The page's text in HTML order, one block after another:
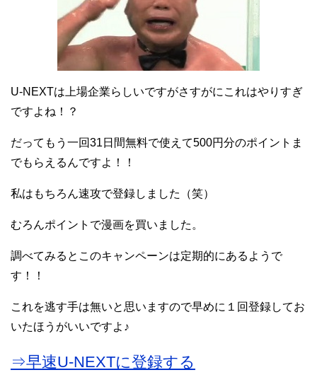
U-NEXTは上場企業らしいですがさすがにこれはやりすぎ
ですよね！？
だってもう一回31日間無料で使えて500円分のポイントま
でもらえるんですよ！！
私はもちろん速攻で登録しました（笑）
むろんポイントで漫画を買いました。
調べてみるとこのキャンペーンは定期的にあるようで
す！！
これを逃す手は無いと思いますので早めに１回登録してお
いたほうがいいですよ♪
⇒早速U-NEXTに登録する